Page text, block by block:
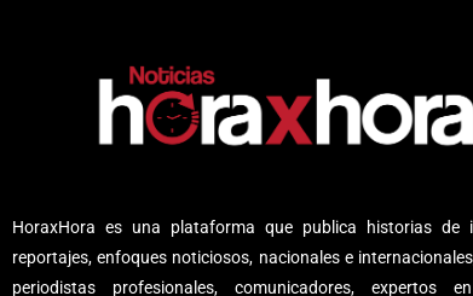
HoraxHora es una plataforma que publica historias de
reportajes, enfoques noticiosos, nacionales e
periodistas profesionales, comunicadores, expertos